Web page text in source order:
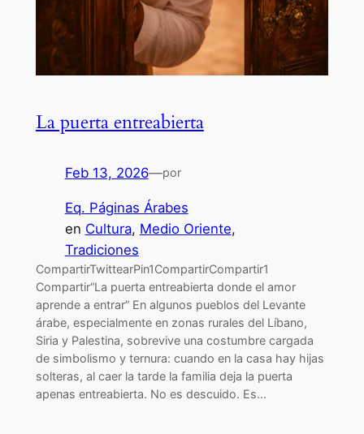
La puerta entreabierta
Feb 13, 2026—por
Eq. Páginas Árabes
en Cultura, Medio Oriente
Tradiciones
CompartirTwittearPin1CompartirCompartir1
Compartir“La puerta entreabierta donde el amor
aprende a entrar” En algunos pueblos del Levante
árabe, especialmente en zonas rurales del Líbano,
Siria y Palestina, sobrevive una costumbre cargada
de simbolismo y ternura: cuando en la casa hay hijas
solteras, al caer la tarde la familia deja la puerta
apenas entreabierta. No es descuido. Es…